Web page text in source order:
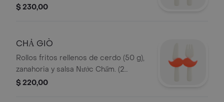
salsa de cacahuate (2 piezas).
$ 230,00
CHẢ GIÒ
Rollos fritos rellenos de cerdo (50 g),
zanahoria y salsa Nước Chấm. (2
piezas).
$ 220,00